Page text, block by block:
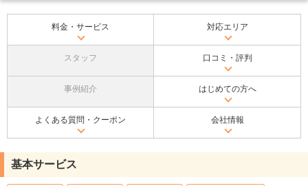
料金・サービス 対応エリア
スタッフ 口コミ・評判
事例紹介 はじめての方へ
よくある質問・クーポン 会社情報
基本サービス